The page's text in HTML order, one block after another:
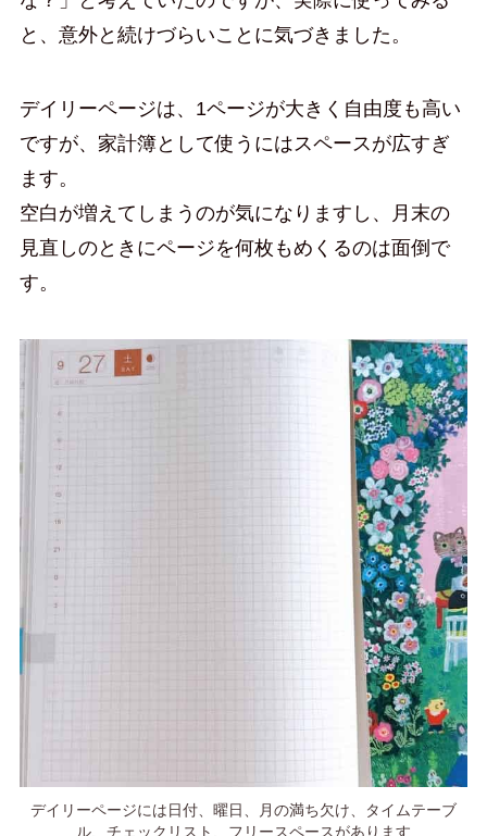
と、意外と続けづらいことに気づきました。
デイリーページは、1ページが大きく自由度も高い
ですが、家計簿として使うにはスペースが広すぎ
ます。
空白が増えてしまうのが気になりますし、月末の
見直しのときにページを何枚もめくるのは面倒で
す。
デイリーページには日付、曜日、月の満ち欠け、タイムテーブ
ル、チェックリスト、フリースペースがあります